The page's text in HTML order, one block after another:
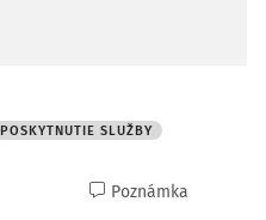
POSKYTNUTIE SLUŽBY
Poznámka